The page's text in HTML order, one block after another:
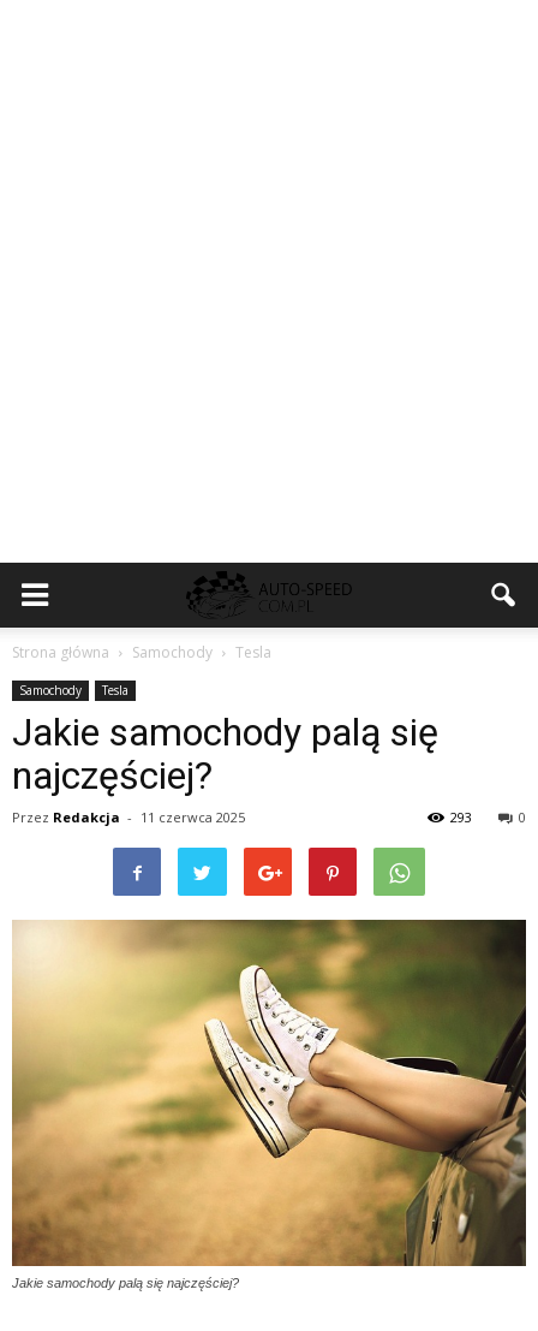
Strona główna Samochody Tesla
Samochody Tesla
Jakie samochody palą się
najczęściej?
Przez Redakcja - 11 czerwca 2025 0
293
Jakie samochody palą się najczęściej?